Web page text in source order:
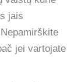
jais
jei vartojate